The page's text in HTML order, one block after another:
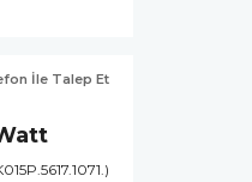
İle Talep Et